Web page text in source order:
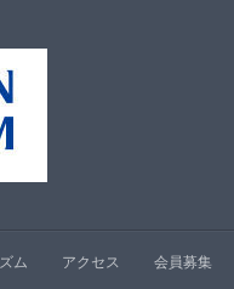
ム アクセス 会員募集